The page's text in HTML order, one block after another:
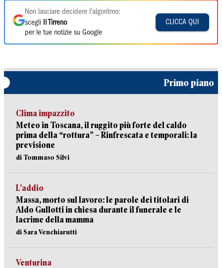
Non lasciare decidere l'algoritmo:
scegli
Il Tirreno
per le tue notizie su Google
CLICCA QUI
Primo piano
Clima impazzito
Meteo in Toscana, il ruggito più forte del caldo
prima della “rottura” – Rinfrescata e temporali: la
previsione
di Tommaso Silvi
L’addio
Massa, morto sul lavoro: le parole dei titolari di
Aldo Gullotti in chiesa durante il funerale e le
lacrime della mamma
di Sara Venchiarutti
Venturina